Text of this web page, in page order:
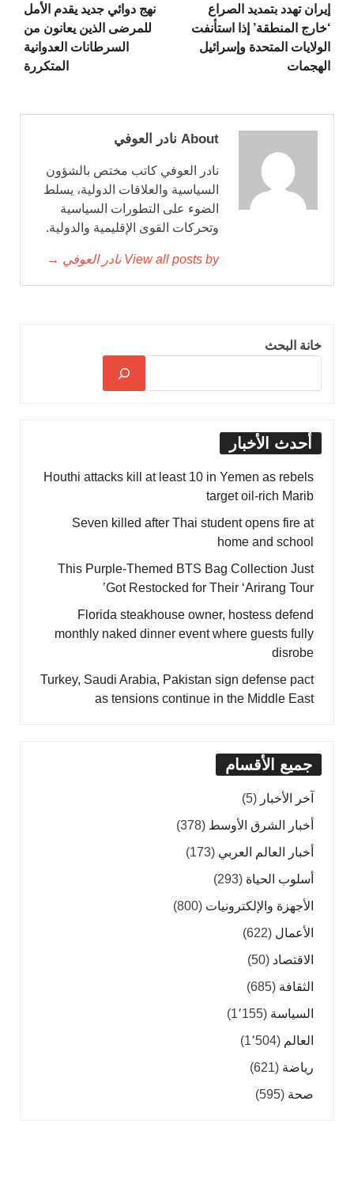
إيران تهدد بتمديد الصراع
‘خارج المنطقة’ إذا استأنفت
الولايات المتحدة وإسرائيل
الهجمات
نهج دوائي جديد يقدم الأمل
للمرضى الذين يعانون من
السرطانات العدوانية
المتكررة
About نادر العوفي
نادر العوفي كاتب مختص بالشؤون
السياسية والعلاقات الدولية، يسلط
الضوء على التطورات السياسية
وتحركات القوى الإقليمية والدولية.
View all posts by نادر العوفي →
خانة البحث
أحدث الأخبار
Houthi attacks kill at least 10 in Yemen as rebels
target oil-rich Marib
Seven killed after Thai student opens fire at
home and school
This Purple-Themed BTS Bag Collection Just
Got Restocked for Their ‘Arirang Tour’
Florida steakhouse owner, hostess defend
monthly naked dinner event where guests fully
disrobe
Turkey, Saudi Arabia, Pakistan sign defense pact
as tensions continue in the Middle East
جميع الأقسام
آخر الأخبار (5)
أخبار الشرق الأوسط (378)
أخبار العالم العربي (173)
أسلوب الحياة (293)
الأجهزة والإلكترونيات (800)
الأعمال (622)
الاقتصاد (50)
الثقافة (685)
السياسة (1٬155)
العالم (1٬504)
رياضة (621)
صحة (595)